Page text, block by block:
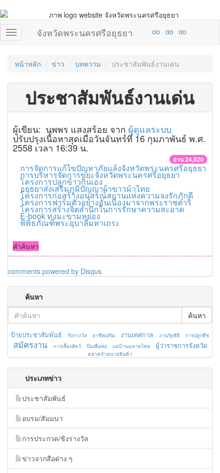
จังหวัดพระนครศรีอยุธยา
หน้าหลัก ข่าว บทความ ประชาสัมพันธ์งานเด่น
ประชาสัมพันธ์งานเด่น
ผู้เขียน: นพพร แสงสร้อย จาก ผู้ดูแลระบบ
ปรับปรุงเนื้อหาสุดเมื่อวันจันทร์ที่ 16 กุมภาพันธ์ พ.ศ.
2558 เวลา 16:39 น.
อ่าน 24,820
การจัดการแก้ไขปัญหาภัยแล้งจังหวัดพระนครศรีอยุธยา
การบริหารจัดการขยะจังหวัดพระนครศรีอยุธยา
โครงการปลูกข้าวกินเอง
อยุธยาส่งเสริมภูมิปัญญาผ้าขาวม้าไทย
โครงการก่อสร้างอนุสรณ์สถานแห่งความจงรักภักดี
โครงการฟาร์มตัวอย่างอันเนื่องมาจากพระราชดำริ
โครงการสร้างจิตสำนึกในการรักษาความสะอาด
E-book ทุ่งมะขามหย่อง
พิพิธภัณฑ์พระอุบาลีมหาเถระ
คำค้นหา
comments powered by Disqus
ค้นหา
ค้นหา
ป้ายประชาสัมพันธ์ รับรางวัล อาชีพเสริม งานเทศกาล งานรัฐพิธี การปลูกพืช
สมัครงาน การเลี้ยงสัตว์ ปั่นเพื่อพ่อ แม่บ้านมหาดไทย ผู้ว่าราชการจังหวัด
ตลาดจำหน่ายสินค้า
ประเภทข่าว
ประชาสัมพันธ์
อบรม/สัมมนา
การประกวด/ชิงรางวัล
ข่าวจากสือต่าง ๆ